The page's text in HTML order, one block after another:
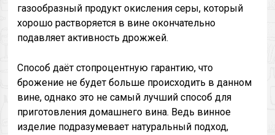
газообразный продукт окисления серы, который
хорошо растворяется в вине окончательно
подавляет активность дрожжей.
Способ даёт стопроцентную гарантию, что
брожение не будет больше происходить в данном
вине, однако это не самый лучший способ для
приготовления домашнего вина. Ведь винное
изделие подразумевает натуральный подход,